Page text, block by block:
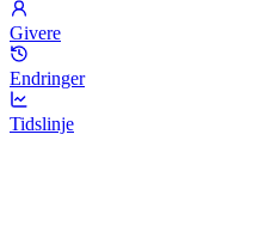
Givere
Endringer
Tidslinje